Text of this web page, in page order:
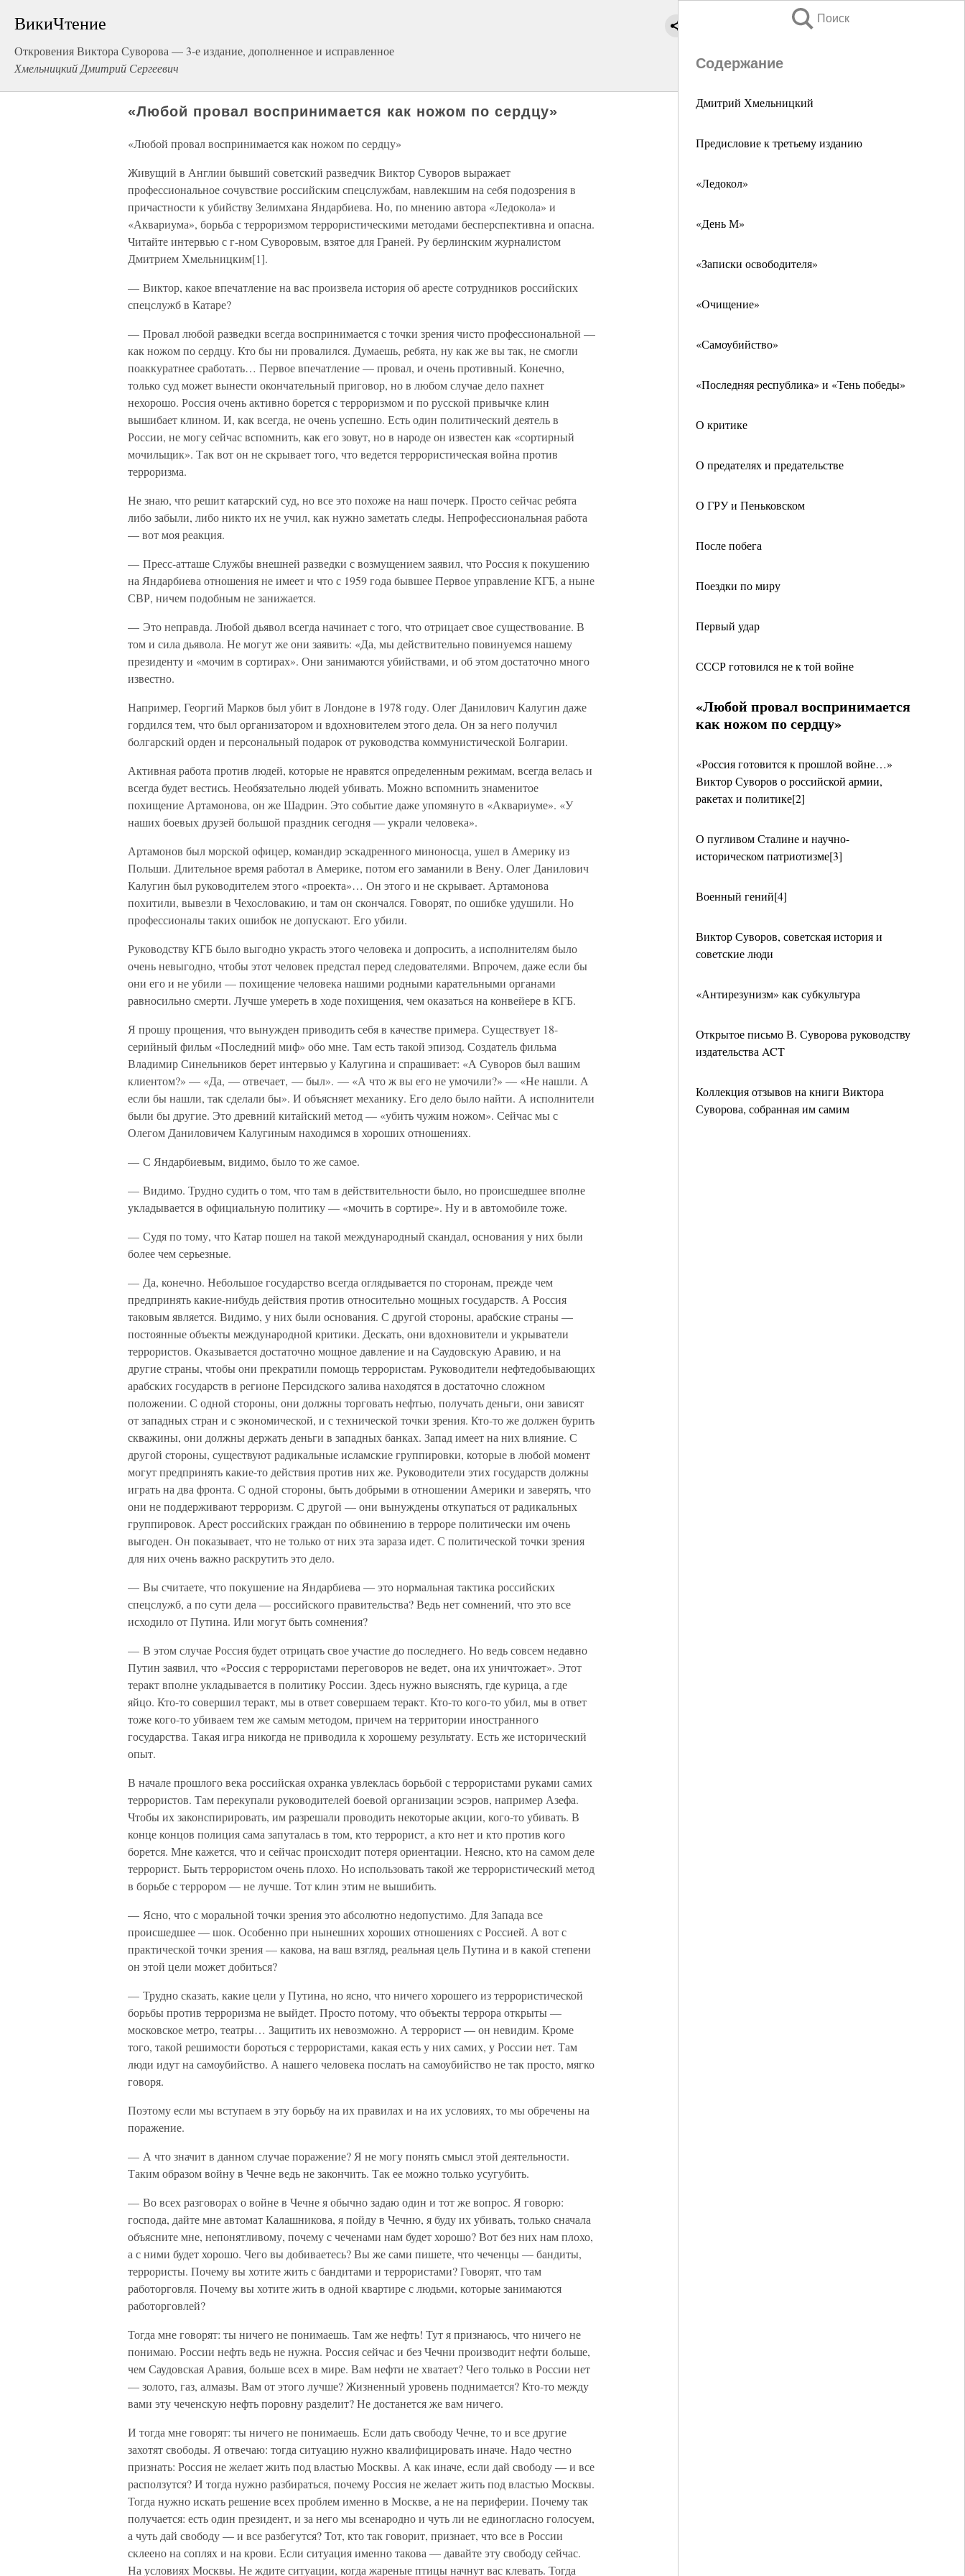
ВикиЧтение
Откровения Виктора Суворова — 3-е издание, дополненное и исправленное
Хмельницкий Дмитрий Сергеевич
Поиск
Содержание
Дмитрий Хмельницкий
Предисловие к третьему изданию
«Ледокол»
«День М»
«Записки освободителя»
«Очищение»
«Самоубийство»
«Последняя республика» и «Тень победы»
О критике
О предателях и предательстве
О ГРУ и Пеньковском
После побега
Поездки по миру
Первый удар
СССР готовился не к той войне
«Любой провал воспринимается
как ножом по сердцу»
«Россия готовится к прошлой войне…»
Виктор Суворов о российской армии,
ракетах и политике[2]
О пугливом Сталине и научно-
историческом патриотизме[3]
Военный гений[4]
Виктор Суворов, советская история и
советские люди
«Антирезунизм» как субкультура
Открытое письмо В. Суворова руководству
издательства ACT
Коллекция отзывов на книги Виктора
Суворова, собранная им самим
«Любой провал воспринимается как ножом по сердцу»
«Любой провал воспринимается как ножом по сердцу»
Живущий в Англии бывший советский разведчик Виктор Суворов выражает
профессиональное сочувствие российским спецслужбам, навлекшим на себя подозрения в
причастности к убийству Зелимхана Яндарбиева. Но, по мнению автора «Ледокола» и
«Аквариума», борьба с терроризмом террористическими методами бесперспективна и опасна.
Читайте интервью с г-ном Суворовым, взятое для Граней. Ру берлинским журналистом
Дмитрием Хмельницким[1].
— Виктор, какое впечатление на вас произвела история об аресте сотрудников российских
спецслужб в Катаре?
— Провал любой разведки всегда воспринимается с точки зрения чисто профессиональной —
как ножом по сердцу. Кто бы ни провалился. Думаешь, ребята, ну как же вы так, не смогли
поаккуратнее сработать… Первое впечатление — провал, и очень противный. Конечно,
только суд может вынести окончательный приговор, но в любом случае дело пахнет
нехорошо. Россия очень активно борется с терроризмом и по русской привычке клин
вышибает клином. И, как всегда, не очень успешно. Есть один политический деятель в
России, не могу сейчас вспомнить, как его зовут, но в народе он известен как «сортирный
мочильщик». Так вот он не скрывает того, что ведется террористическая война против
терроризма.
Не знаю, что решит катарский суд, но все это похоже на наш почерк. Просто сейчас ребята
либо забыли, либо никто их не учил, как нужно заметать следы. Непрофессиональная работа
— вот моя реакция.
— Пресс-атташе Службы внешней разведки с возмущением заявил, что Россия к покушению
на Яндарбиева отношения не имеет и что с 1959 года бывшее Первое управление КГБ, а ныне
СВР, ничем подобным не занижается.
— Это неправда. Любой дьявол всегда начинает с того, что отрицает свое существование. В
том и сила дьявола. Не могут же они заявить: «Да, мы действительно повинуемся нашему
президенту и «мочим в сортирах». Они занимаются убийствами, и об этом достаточно много
известно.
Например, Георгий Марков был убит в Лондоне в 1978 году. Олег Данилович Калугин даже
гордился тем, что был организатором и вдохновителем этого дела. Он за него получил
болгарский орден и персональный подарок от руководства коммунистической Болгарии.
Активная работа против людей, которые не нравятся определенным режимам, всегда велась и
всегда будет вестись. Необязательно людей убивать. Можно вспомнить знаменитое
похищение Артамонова, он же Шадрин. Это событие даже упомянуто в «Аквариуме». «У
наших боевых друзей большой праздник сегодня — украли человека».
Артамонов был морской офицер, командир эскадренного миноносца, ушел в Америку из
Польши. Длительное время работал в Америке, потом его заманили в Вену. Олег Данилович
Калугин был руководителем этого «проекта»… Он этого и не скрывает. Артамонова
похитили, вывезли в Чехословакию, и там он скончался. Говорят, по ошибке удушили. Но
профессионалы таких ошибок не допускают. Его убили.
Руководству КГБ было выгодно украсть этого человека и допросить, а исполнителям было
очень невыгодно, чтобы этот человек предстал перед следователями. Впрочем, даже если бы
они его и не убили — похищение человека нашими родными карательными органами
равносильно смерти. Лучше умереть в ходе похищения, чем оказаться на конвейере в КГБ.
Я прошу прощения, что вынужден приводить себя в качестве примера. Существует 18-
серийный фильм «Последний миф» обо мне. Там есть такой эпизод. Создатель фильма
Владимир Синельников берет интервью у Калугина и спрашивает: «А Суворов был вашим
клиентом?» — «Да, — отвечает, — был». — «А что ж вы его не умочили?» — «Не нашли. А
если бы нашли, так сделали бы». И объясняет механику. Его дело было найти. А исполнители
были бы другие. Это древний китайский метод — «убить чужим ножом». Сейчас мы с
Олегом Даниловичем Калугиным находимся в хороших отношениях.
— С Яндарбиевым, видимо, было то же самое.
— Видимо. Трудно судить о том, что там в действительности было, но происшедшее вполне
укладывается в официальную политику — «мочить в сортире». Ну и в автомобиле тоже.
— Судя по тому, что Катар пошел на такой международный скандал, основания у них были
более чем серьезные.
— Да, конечно. Небольшое государство всегда оглядывается по сторонам, прежде чем
предпринять какие-нибудь действия против относительно мощных государств. А Россия
таковым является. Видимо, у них были основания. С другой стороны, арабские страны —
постоянные объекты международной критики. Дескать, они вдохновители и укрыватели
террористов. Оказывается достаточно мощное давление и на Саудовскую Аравию, и на
другие страны, чтобы они прекратили помощь террористам. Руководители нефтедобывающих
арабских государств в регионе Персидского залива находятся в достаточно сложном
положении. С одной стороны, они должны торговать нефтью, получать деньги, они зависят
от западных стран и с экономической, и с технической точки зрения. Кто-то же должен бурить
скважины, они должны держать деньги в западных банках. Запад имеет на них влияние. С
другой стороны, существуют радикальные исламские группировки, которые в любой момент
могут предпринять какие-то действия против них же. Руководители этих государств должны
играть на два фронта. С одной стороны, быть добрыми в отношении Америки и заверять, что
они не поддерживают терроризм. С другой — они вынуждены откупаться от радикальных
группировок. Арест российских граждан по обвинению в терроре политически им очень
выгоден. Он показывает, что не только от них эта зараза идет. С политической точки зрения
для них очень важно раскрутить это дело.
— Вы считаете, что покушение на Яндарбиева — это нормальная тактика российских
спецслужб, а по сути дела — российского правительства? Ведь нет сомнений, что это все
исходило от Путина. Или могут быть сомнения?
— В этом случае Россия будет отрицать свое участие до последнего. Но ведь совсем недавно
Путин заявил, что «Россия с террористами переговоров не ведет, она их уничтожает». Этот
теракт вполне укладывается в политику России. Здесь нужно выяснять, где курица, а где
яйцо. Кто-то совершил теракт, мы в ответ совершаем теракт. Кто-то кого-то убил, мы в ответ
тоже кого-то убиваем тем же самым методом, причем на территории иностранного
государства. Такая игра никогда не приводила к хорошему результату. Есть же исторический
опыт.
В начале прошлого века российская охранка увлеклась борьбой с террористами руками самих
террористов. Там перекупали руководителей боевой организации эсэров, например Азефа.
Чтобы их законспирировать, им разрешали проводить некоторые акции, кого-то убивать. В
конце концов полиция сама запуталась в том, кто террорист, а кто нет и кто против кого
борется. Мне кажется, что и сейчас происходит потеря ориентации. Неясно, кто на самом деле
террорист. Быть террористом очень плохо. Но использовать такой же террористический метод
в борьбе с террором — не лучше. Тот клин этим не вышибить.
— Ясно, что с моральной точки зрения это абсолютно недопустимо. Для Запада все
происшедшее — шок. Особенно при нынешних хороших отношениях с Россией. А вот с
практической точки зрения — какова, на ваш взгляд, реальная цель Путина и в какой степени
он этой цели может добиться?
— Трудно сказать, какие цели у Путина, но ясно, что ничего хорошего из террористической
борьбы против терроризма не выйдет. Просто потому, что объекты террора открыты —
московское метро, театры… Защитить их невозможно. А террорист — он невидим. Кроме
того, такой решимости бороться с террористами, какая есть у них самих, у России нет. Там
люди идут на самоубийство. А нашего человека послать на самоубийство не так просто, мягко
говоря.
Поэтому если мы вступаем в эту борьбу на их правилах и на их условиях, то мы обречены на
поражение.
— А что значит в данном случае поражение? Я не могу понять смысл этой деятельности.
Таким образом войну в Чечне ведь не закончить. Так ее можно только усугубить.
— Во всех разговорах о войне в Чечне я обычно задаю один и тот же вопрос. Я говорю:
господа, дайте мне автомат Калашникова, я пойду в Чечню, я буду их убивать, только сначала
объясните мне, непонятливому, почему с чеченами нам будет хорошо? Вот без них нам плохо,
а с ними будет хорошо. Чего вы добиваетесь? Вы же сами пишете, что чеченцы — бандиты,
террористы. Почему вы хотите жить с бандитами и террористами? Говорят, что там
работорговля. Почему вы хотите жить в одной квартире с людьми, которые занимаются
работорговлей?
Тогда мне говорят: ты ничего не понимаешь. Там же нефть! Тут я признаюсь, что ничего не
понимаю. России нефть ведь не нужна. Россия сейчас и без Чечни производит нефти больше,
чем Саудовская Аравия, больше всех в мире. Вам нефти не хватает? Чего только в России нет
— золото, газ, алмазы. Вам от этого лучше? Жизненный уровень поднимается? Кто-то между
вами эту чеченскую нефть поровну разделит? Не достанется же вам ничего.
И тогда мне говорят: ты ничего не понимаешь. Если дать свободу Чечне, то и все другие
захотят свободы. Я отвечаю: тогда ситуацию нужно квалифицировать иначе. Надо честно
признать: Россия не желает жить под властью Москвы. А как иначе, если дай свободу — и все
расползутся? И тогда нужно разбираться, почему Россия не желает жить под властью Москвы.
Тогда нужно искать решение всех проблем именно в Москве, а не на периферии. Почему так
получается: есть один президент, и за него мы всенародно и чуть ли не единогласно голосуем,
а чуть дай свободу — и все разбегутся? Тот, кто так говорит, признает, что все в России
склеено на соплях и на крови. Если ситуация именно такова — давайте эту свободу сейчас.
На условиях Москвы. Не ждите ситуации, когда жареные птицы начнут вас клевать. Тогда